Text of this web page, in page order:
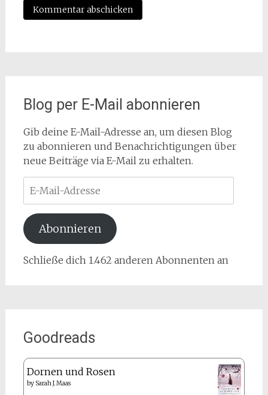
Blog per E-Mail abonnieren
Gib deine E-Mail-Adresse an, um diesen Blog
zu abonnieren und Benachrichtigungen über
neue Beiträge via E-Mail zu erhalten.
Mail-
Adresse
Abonnieren
Schließe dich 1.462 anderen Abonnenten an
Goodreads
Dornen und Rosen
by Sarah J. Maas